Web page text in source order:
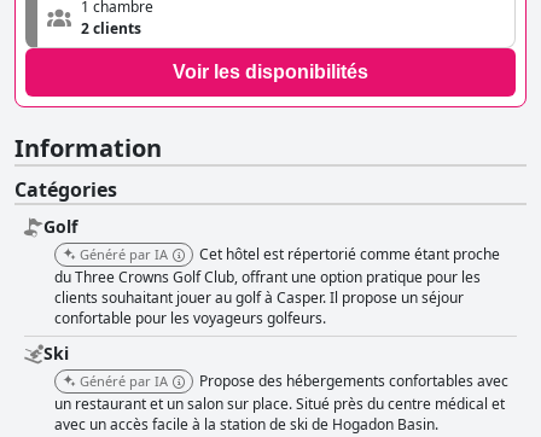
1 chambre
2 clients
Voir les disponibilités
Information
Catégories
Golf
Généré par IA
Cet hôtel est répertorié comme étant proche
du Three Crowns Golf Club, offrant une option pratique pour les
clients souhaitant jouer au golf à Casper. Il propose un séjour
confortable pour les voyageurs golfeurs.
Ski
Généré par IA
Propose des hébergements confortables avec
un restaurant et un salon sur place. Situé près du centre médical et
avec un accès facile à la station de ski de Hogadon Basin.